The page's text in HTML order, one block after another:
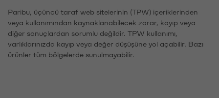
Paribu, üçüncü taraf web sitelerinin (TPW) içeriklerinden
veya kullanımından kaynaklanabilecek zarar, kayıp veya
diğer sonuçlardan sorumlu değildir. TPW kullanımı,
varlıklarınızda kayıp veya değer düşüşüne yol açabilir. Bazı
ürünler tüm bölgelerde sunulmayabilir.